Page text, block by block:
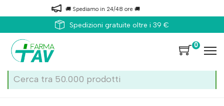
🚚 Spediamo in 24/48 ore 🚚
Spedizioni gratuite oltre i 39 €
0